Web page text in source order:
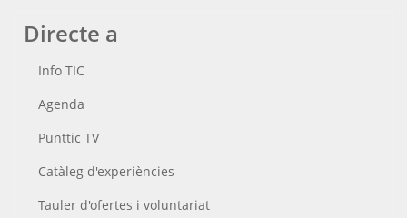
Directe a
Info TIC
Agenda
Punttic TV
Catàleg d'experiències
Tauler d'ofertes i voluntariat